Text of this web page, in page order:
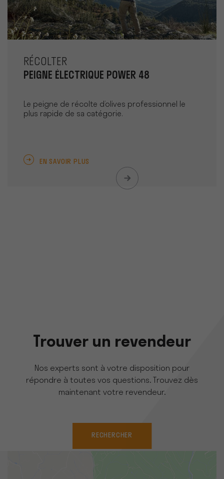
RÉCOLTER
PEIGNE ÉLECTRIQUE POWER 48
Le peigne de récolte d’olives professionnel le
plus rapide de sa catégorie.
EN SAVOIR PLUS
Trouver un revendeur
Nos experts sont à votre disposition pour
répondre à toutes vos questions. Trouvez dès
maintenant votre revendeur.
RECHERCHER